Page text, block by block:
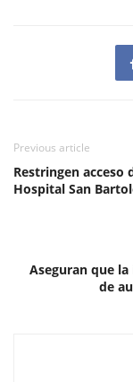
Previous article
Restringen acceso
Hospital San
Aseguran que
de